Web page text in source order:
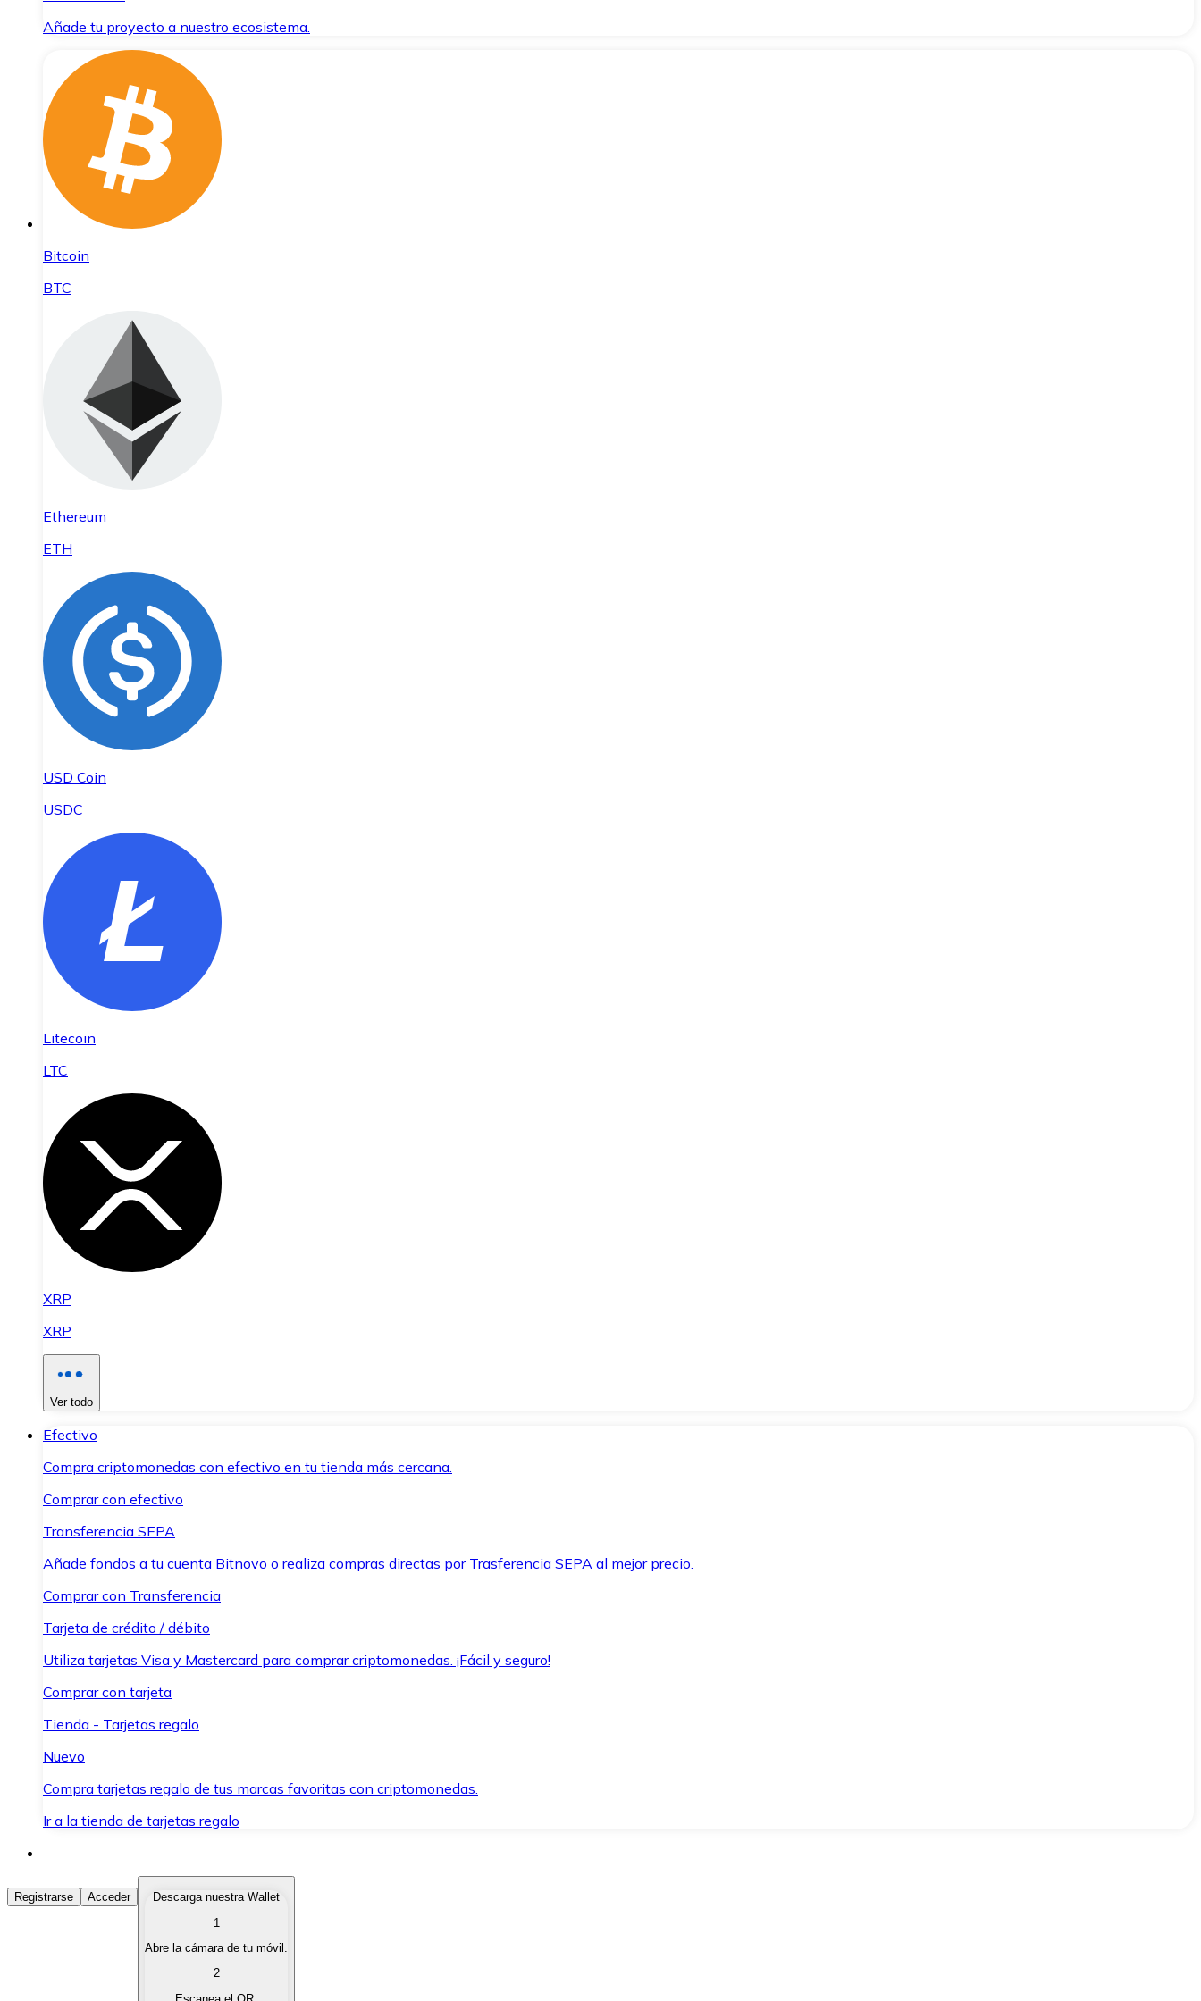
Añade tu proyecto a nuestro ecosistema.
Bitcoin
BTC
Ethereum
ETH
USD Coin
USDC
Litecoin
LTC
XRP
XRP
Ver todo
Efectivo
Compra criptomonedas con efectivo en tu tienda más cercana.
Comprar con efectivo
Transferencia SEPA
Añade fondos a tu cuenta Bitnovo o realiza compras directas por Trasferencia SEPA al mejor precio.
Comprar con Transferencia
Tarjeta de crédito / débito
Utiliza tarjetas Visa y Mastercard para comprar criptomonedas. ¡Fácil y seguro!
Comprar con tarjeta
Tienda - Tarjetas regalo
Nuevo
Compra tarjetas regalo de tus marcas favoritas con criptomonedas.
Ir a la tienda de tarjetas regalo
Comprar Criptomonedas
Compra criptomonedas con diferentes métodos de pago.
Vende tus criptomonedas de forma rápida y segura.
Registrarse Acceder
Descarga nuestra Wallet
1
Abre la cámara de tu móvil.
2